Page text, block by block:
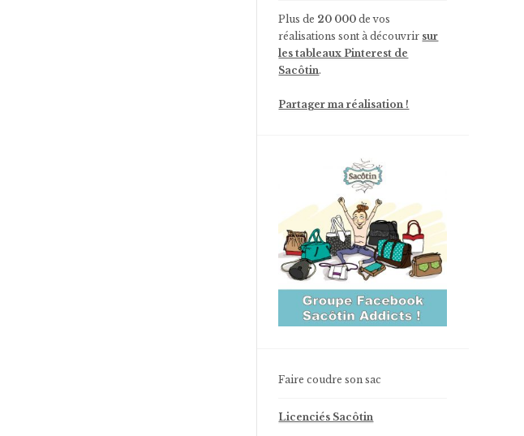
Plus de 20 000 de vos
réalisations sont à découvrir sur
les tableaux Pinterest de
Sacôtin.
Partager ma réalisation !
Faire coudre son sac
Licenciés Sacôtin